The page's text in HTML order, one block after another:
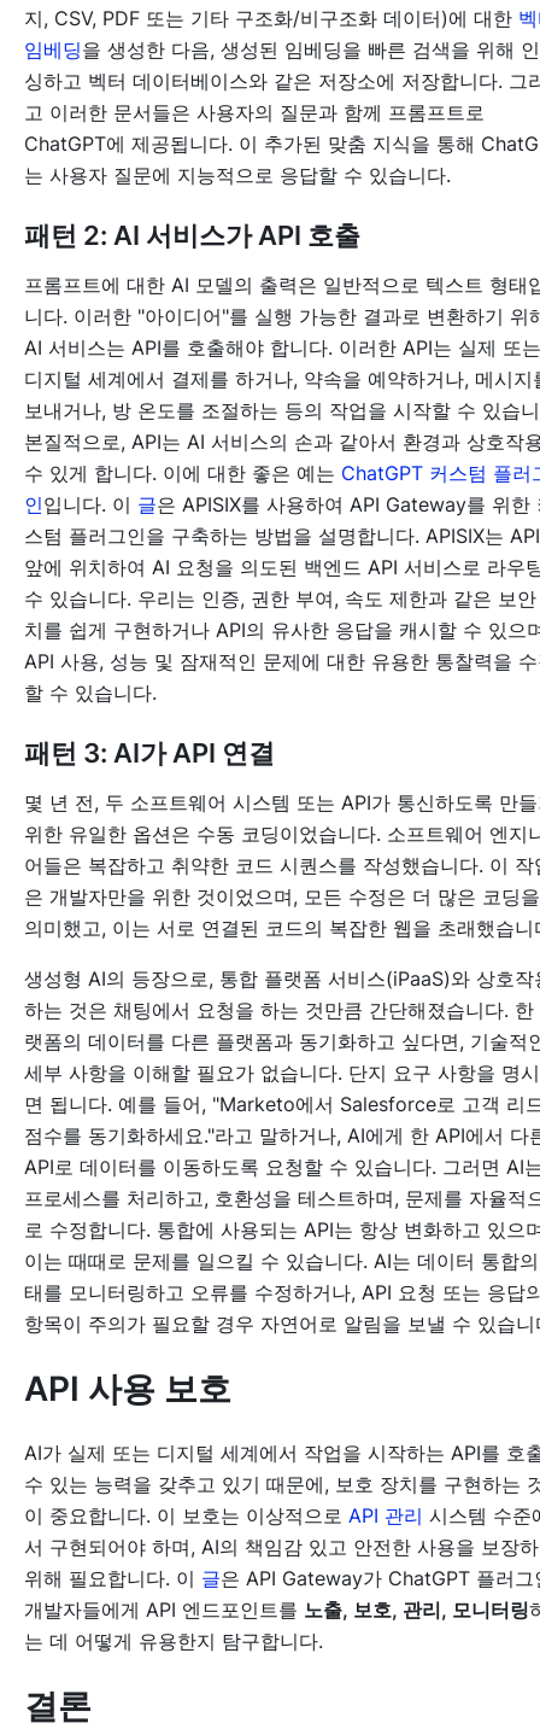
지, CSV, PDF 또는 기타 구조화/비구조화 데이터)에 대한
임베딩을 생성한 다음, 생성된 임베딩을 빠른 검색을 위해
싱하고 벡터 데이터베이스와 같은 저장소에 저장합니다. 그
고 이러한 문서들은 사용자의 질문과 함께 프롬프트로
ChatGPT에 제공됩니다. 이 추가된 맞춤 지식을 통해
는 사용자 질문에 지능적으로 응답할 수 있습니다.
패턴 2: AI 서비스가 API 호출
프롬프트에 대한 AI 모델의 출력은 일반적으로 텍스트 형태
니다. 이러한 "아이디어"를 실행 가능한 결과로 변환하기 위
AI 서비스는 API를 호출해야 합니다. 이러한 API는 실제 또는
디지털 세계에서 결제를 하거나, 약속을 예약하거나, 메시지
보내거나, 방 온도를 조절하는 등의 작업을 시작할 수 있습
본질적으로, API는 AI 서비스의 손과 같아서 환경과 상호작
수 있게 합니다. 이에 대한 좋은 예는 ChatGPT 커스텀 플러
인입니다. 이 글은 APISIX를 사용하여 API Gateway를 위한
스텀 플러그인을 구축하는 방법을 설명합니다. APISIX는 API
앞에 위치하여 AI 요청을 의도된 백엔드 API 서비스로 라우
수 있습니다. 우리는 인증, 권한 부여, 속도 제한과 같은 보
치를 쉽게 구현하거나 API의 유사한 응답을 캐시할 수 있으
API 사용, 성능 및 잠재적인 문제에 대한 유용한 통찰력을
할 수 있습니다.
패턴 3: AI가 API 연결
몇 년 전, 두 소프트웨어 시스템 또는 API가 통신하도록 만
위한 유일한 옵션은 수동 코딩이었습니다. 소프트웨어 엔지
어들은 복잡하고 취약한 코드 시퀀스를 작성했습니다. 이 작
은 개발자만을 위한 것이었으며, 모든 수정은 더 많은 코딩을
의미했고, 이는 서로 연결된 코드의 복잡한 웹을 초래했습니
생성형 AI의 등장으로, 통합 플랫폼 서비스(iPaaS)와 상호작
하는 것은 채팅에서 요청을 하는 것만큼 간단해졌습니다. 한
랫폼의 데이터를 다른 플랫폼과 동기화하고 싶다면, 기술적
세부 사항을 이해할 필요가 없습니다. 단지 요구 사항을 명
면 됩니다. 예를 들어, "Marketo에서 Salesforce로 고객 리
점수를 동기화하세요."라고 말하거나, AI에게 한 API에서 다
API로 데이터를 이동하도록 요청할 수 있습니다. 그러면 AI
프로세스를 처리하고, 호환성을 테스트하며, 문제를 자율적
로 수정합니다. 통합에 사용되는 API는 항상 변화하고 있으
이는 때때로 문제를 일으킬 수 있습니다. AI는 데이터 통합
태를 모니터링하고 오류를 수정하거나, API 요청 또는 응답
항목이 주의가 필요할 경우 자연어로 알림을 보낼 수 있습니
API 사용 보호
AI가 실제 또는 디지털 세계에서 작업을 시작하는 API를 호
수 있는 능력을 갖추고 있기 때문에, 보호 장치를 구현하는
이 중요합니다. 이 보호는 이상적으로 API 관리 시스템 수준
서 구현되어야 하며, AI의 책임감 있고 안전한 사용을 보장
위해 필요합니다. 이 글은 API Gateway가 ChatGPT 플러그
개발자들에게 API 엔드포인트를 노출, 보호, 관리, 모니터링
는 데 어떻게 유용한지 탐구합니다.
결론